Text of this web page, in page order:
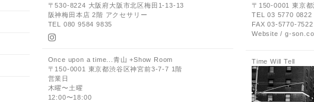
〒530-8224 大阪府大阪市北区梅田1-13-13
阪神梅田本店 2階 アクセサリー
TEL 080 9584 9835
Once upon a time...青山 +Show Room
〒150-0001 東京都渋谷区神宮前3-7-7 1階
営業日
木曜〜土曜
12:00〜18:00
〒150-0001 東京
TEL 03 5770 0822
FAX 03-5770-7522
Website / g-
Time Will Tell